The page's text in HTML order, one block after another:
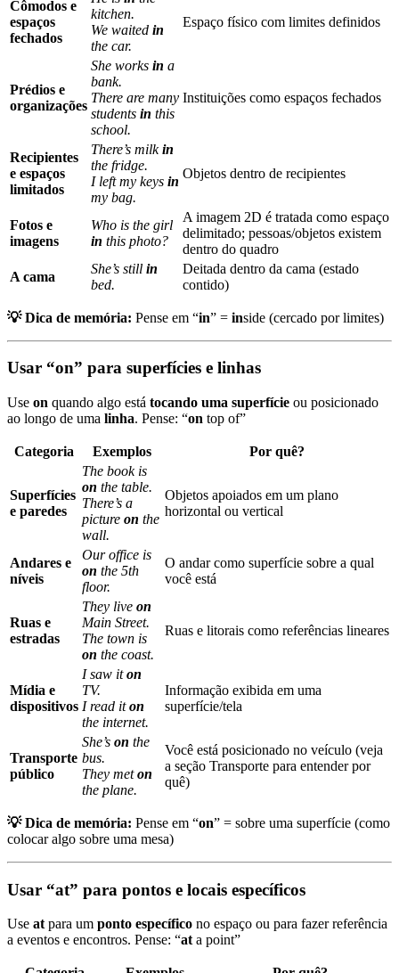
Cômodos e
espaços
fechados
kitchen.
We waited in
the car.
Espaço físico com limites definidos
Prédios e
organizações
She works in a
bank.
There are many
students in this
school.
Instituições como espaços fechados
Recipientes
e espaços
limitados
There’s milkin
the fridge.
I left my keys in
my bag.
Objetos dentro de recipientes
Fotos e
imagens
Who is the girl
in this photo?
A imagem 2D é tratada como espaço
delimitado; pessoas/objetos existem
dentro do quadro
A cama
She’s still in
bed.
Deitada dentro da cama (estado
contido)
💡 Dica de memória: Pense em “in” = inside (cercado por limites)
Usar “on” para superfícies e linhas
Use on quando algo está tocando uma superfície ou posicionado
ao longo de uma linha. Pense: “on top of”
Categoria Exemplos Por quê?
Superfícies
e paredes
The book is
on the table.
There’s a
picture on the
wall.
Objetos apoiados em um plano
horizontal ou vertical
Andares e
níveis
Our office is
on the 5th
floor.
O andar como superfície sobre a qual
você está
Ruas e
estradas
They live on
Main Street.
The town is
on the coast.
Ruas e litorais como referências lineares
Mídia e
dispositivos
I saw iton
TV.
I read iton
the internet.
Informação exibida em uma
superfície/tela
Transporte
público
She’s on the
bus.
They meton
the plane.
Você está posicionado no veículo (veja
a seção Transporte para entender por
quê)
💡 Dica de memória: Pense em “on” = sobre uma superfície (como
colocar algo sobre uma mesa)
Usar “at” para pontos e locais específicos
Use atpara um ponto específico no espaço ou para fazer referência
a eventos e encontros. Pense: “ata point”